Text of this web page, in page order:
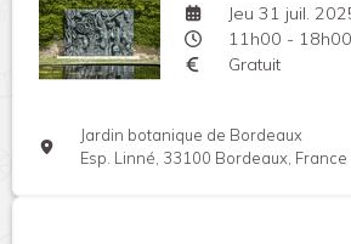
Jeu 31 juil.
11h00 - 18h00
Gratuit
Jardin botanique de Bordeaux
Esp. Linné, 33100 Bordeaux, France